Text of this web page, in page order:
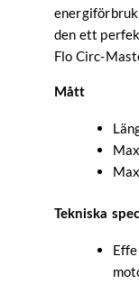
den ett
Flo Circ-
Mått
Tekniska